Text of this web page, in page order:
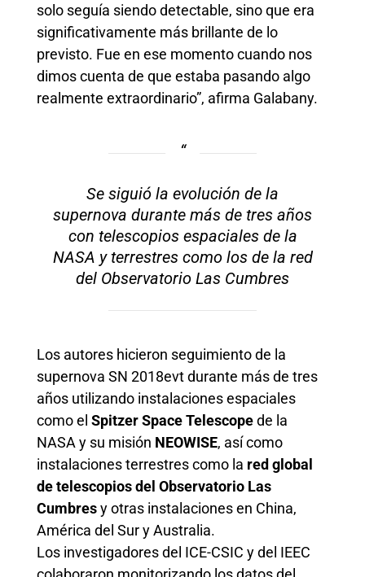
solo seguía siendo detectable, sino que era
significativamente más brillante de lo
previsto. Fue en ese momento cuando nos
dimos cuenta de que estaba pasando algo
realmente extraordinario”, afirma Galabany.
Se siguió la evolución de la
supernova durante más de tres años
con telescopios espaciales de la
NASA y terrestres como los de la red
del Observatorio Las Cumbres
Los autores hicieron seguimiento de la
supernova SN 2018evt durante más de tres
años utilizando instalaciones espaciales
como el Spitzer Space Telescopede la
NASA y su misión NEOWISE, así como
instalaciones terrestres como la red global
de telescopios del Observatorio Las
Cumbresy otras instalaciones en China,
América del Sur y Australia.
Los investigadores del ICE-CSIC y del IEEC